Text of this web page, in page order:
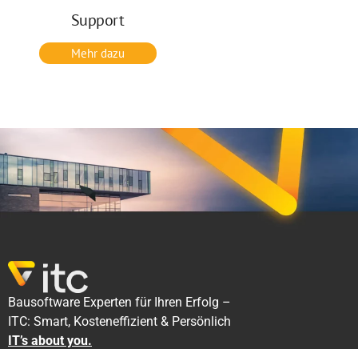
Support
Mehr dazu
Bausoftware Experten für Ihren Erfolg –
ITC: Smart, Kosteneffizient & Persönlich
IT’s about you.